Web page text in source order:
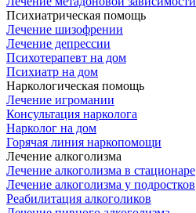
Психиатрическая помощь
Лечение шизофрении
Лечение депрессии
Психотерапевт на дом
Психиатр на дом
Наркологическая помощь
Лечение игромании
Консультация нарколога
Нарколог на дом
Горячая линия наркопомощи
Лечение алкоголизма
Лечение алкоголизма в стационаре
Лечение алкоголизма у подростков
Реабилитация алкоголиков